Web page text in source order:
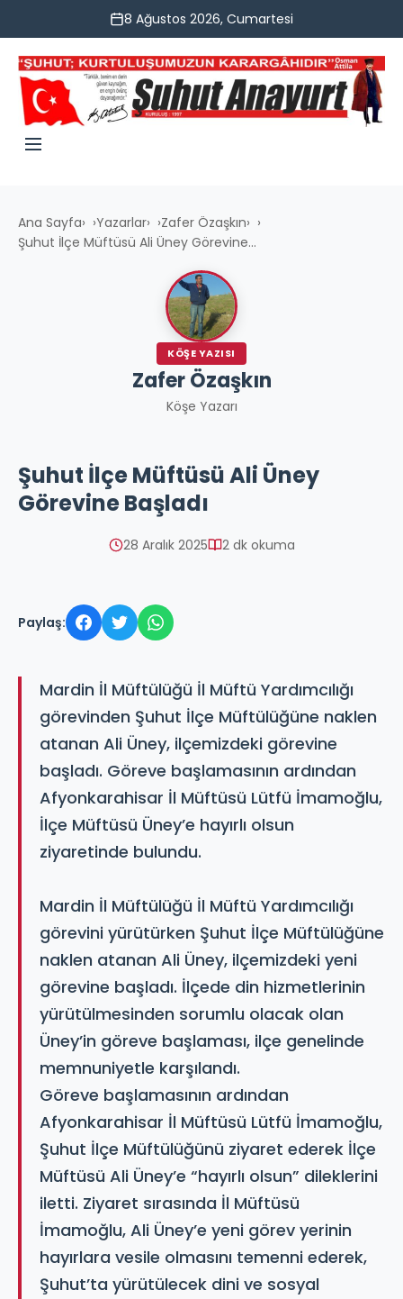
8 Ağustos 2026, Cumartesi
Ana Sayfa› Yazarlar› Zafer Özaşkın›
Şuhut İlçe Müftüsü Ali Üney Görevine...
KÖŞE YAZISI
Zafer Özaşkın
Köşe Yazarı
Şuhut İlçe Müftüsü Ali Üney
Görevine Başladı
28 Aralık 2025 2 dk okuma
Paylaş:
Mardin İl Müftülüğü İl Müftü Yardımcılığı
görevinden Şuhut İlçe Müftülüğüne naklen
atanan Ali Üney, ilçemizdeki görevine
başladı. Göreve başlamasının ardından
Afyonkarahisar İl Müftüsü Lütfü İmamoğlu,
İlçe Müftüsü Üney’e hayırlı olsun
ziyaretinde bulundu.
Mardin İl Müftülüğü İl Müftü Yardımcılığı
görevini yürütürken Şuhut İlçe Müftülüğüne
naklen atanan Ali Üney, ilçemizdeki yeni
görevine başladı. İlçede din hizmetlerinin
yürütülmesinden sorumlu olacak olan
Üney’in göreve başlaması, ilçe genelinde
memnuniyetle karşılandı.
Göreve başlamasının ardından
Afyonkarahisar İl Müftüsü Lütfü İmamoğlu,
Şuhut İlçe Müftülüğünü ziyaret ederek İlçe
Müftüsü Ali Üney’e “hayırlı olsun” dileklerini
iletti. Ziyaret sırasında İl Müftüsü
İmamoğlu, Ali Üney’e yeni görev yerinin
hayırlara vesile olmasını temenni ederek,
Şuhut’ta yürütülecek dini ve sosyal